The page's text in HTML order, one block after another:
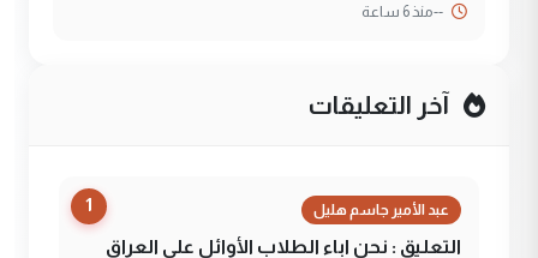
--منذ 6 ساعة
آخر التعليقات
1 عبد الأمير جاسم هليل
التعليق : نحن اباء الطلاب الأوائل على العراق